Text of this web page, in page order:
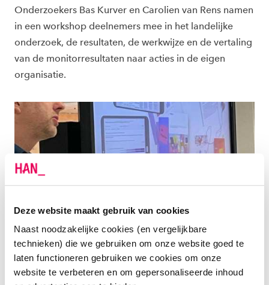
Deze website maakt gebruik van cookies
Naast noodzakelijke cookies (en vergelijkbare
technieken) die we gebruiken om onze website goed te
laten functioneren gebruiken we cookies om onze
website te verbeteren en om gepersonaliseerde inhoud
Onderzoekers Bas Kurver en Carolien van Rens namen
in een workshop deelnemers mee in het landelijke
onderzoek, de resultaten, de werkwijze en de vertaling
van de monitorresultaten naar acties in de eigen
organisatie.
MONITOR
Begin 2022 heeft het iXperium Centre of Expertise
Leren met ict de Monitor Leren en lesgeven met ict